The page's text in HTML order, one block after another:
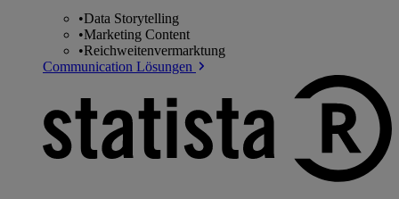
•Data Storytelling
•Marketing Content
•Reichweitenvermarktung
Communication Lösungen